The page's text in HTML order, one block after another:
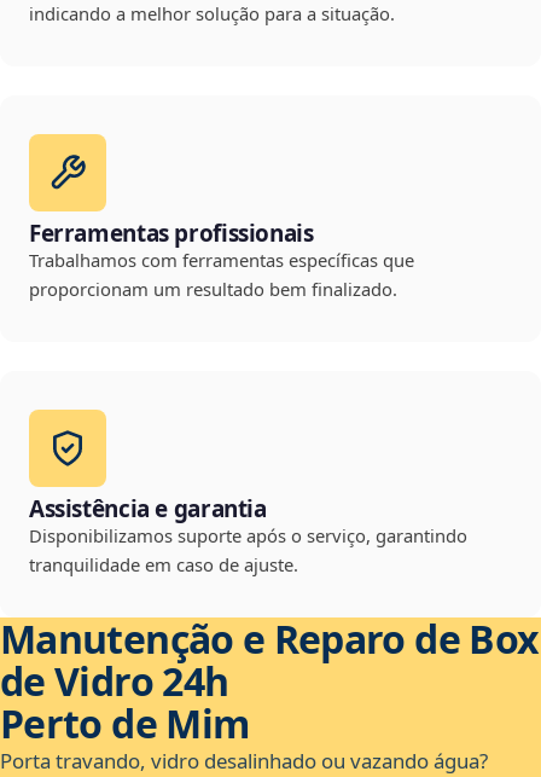
indicando a melhor solução para a situação.
Ferramentas profissionais
Trabalhamos com ferramentas específicas que
proporcionam um resultado bem finalizado.
Assistência e garantia
Disponibilizamos suporte após o serviço, garantindo
tranquilidade em caso de ajuste.
Manutenção e Reparo de Box
de Vidro 24h
Perto de Mim
Porta travando, vidro desalinhado ou vazando água?